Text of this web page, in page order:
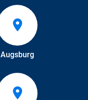
Augsburg